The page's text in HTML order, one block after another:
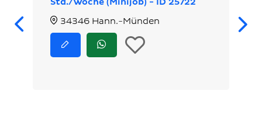
Zurück
34346 Hann.-Münden
bewerben
Jetzt
via
In